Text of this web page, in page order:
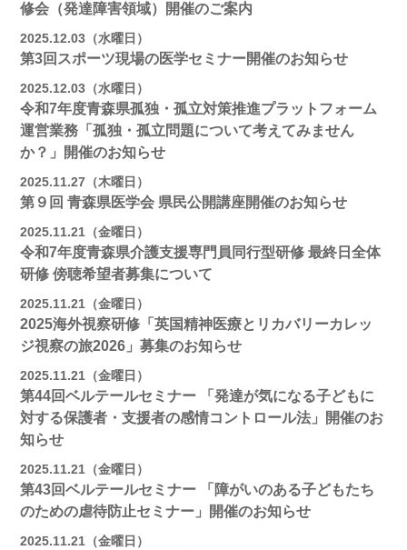
修会（発達障害領域）開催のご案内
2025.12.03（水曜日）
第3回スポーツ現場の医学セミナー開催のお知らせ
2025.12.03（水曜日）
令和7年度青森県孤独・孤立対策推進プラットフォーム
運営業務「孤独・孤立問題について考えてみません
か？」開催のお知らせ
2025.11.27（木曜日）
第９回 青森県医学会 県民公開講座開催のお知らせ
2025.11.21（金曜日）
令和7年度青森県介護支援専門員同行型研修 最終日全体
研修 傍聴希望者募集について
2025.11.21（金曜日）
2025海外視察研修「英国精神医療とリカバリーカレッ
ジ視察の旅2026」募集のお知らせ
2025.11.21（金曜日）
第44回ベルテールセミナー 「発達が気になる子どもに
対する保護者・支援者の感情コントロール法」開催のお
知らせ
2025.11.21（金曜日）
第43回ベルテールセミナー 「障がいのある子どもたち
のための虐待防止セミナー」開催のお知らせ
2025.11.21（金曜日）